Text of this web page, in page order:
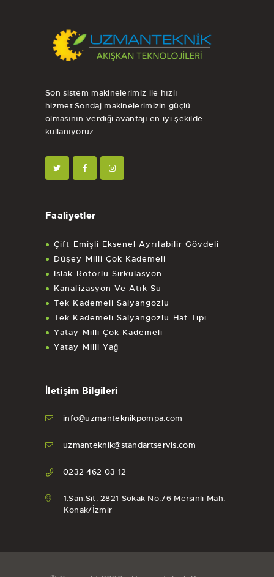
Son sistem makinelerimiz ile hızlı
hizmet.Sondaj makinelerimizin güçlü
olmasının verdiği avantajı en iyi şekilde
kullanıyoruz.
Faaliyetler
Çift Emişli Eksenel Ayrılabilir Gövdeli
Düşey Milli Çok Kademeli
Islak Rotorlu Sirkülasyon
Kanalizasyon Ve Atık Su
Tek Kademeli Salyangozlu
Tek Kademeli Salyangozlu Hat Tipi
Yatay Milli Çok Kademeli
Yatay Milli Yağ
İletişim Bilgileri
info@uzmanteknikpompa.com
uzmanteknik@standartservis.com
0232 462 03 12
1.San.Sit. 2821 Sokak No:76 Mersinli Mah.
Konak/İzmir